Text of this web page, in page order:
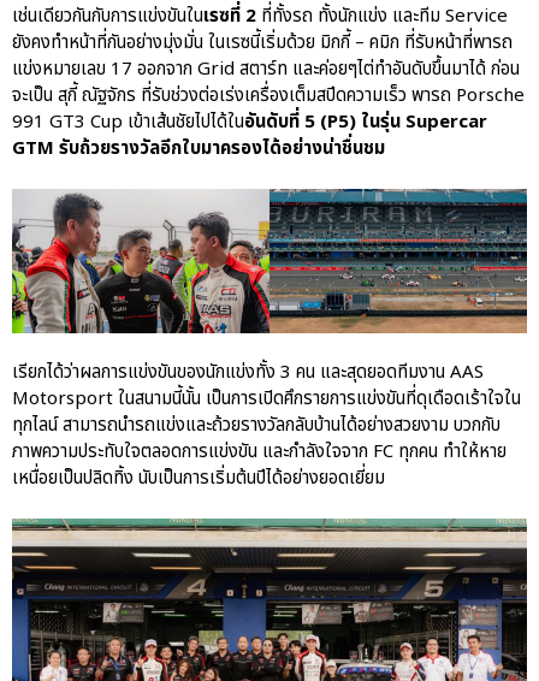
เช่นเดียวกันกับการแข่งขันในเรซที่ 2 ที่ทั้งรถ ทั้งนักแข่ง และทีม Service
ยังคงทำหน้าที่กันอย่างมุ่งมั่น ในเรซนี้เริ่มด้วย มิกกี้ – คมิก ที่รับหน้าที่พารถ
แข่งหมายเลข 17 ออกจาก Grid สตาร์ท และค่อยๆไต่ทำอันดับขึ้นมาได้ ก่อน
จะเป็น สุกี้ ณัฐจักร ที่รับช่วงต่อเร่งเครื่องเต็มสปีดความเร็ว พารถ Porsche
991 GT3 Cup เข้าเส้นชัยไปได้ในอันดับที่ 5 (P5) ในรุ่น Supercar
GTM รับถ้วยรางวัลอีกใบมาครองได้อย่างน่าชื่นชม
เรียกได้ว่าผลการแข่งขันของนักแข่งทั้ง 3 คน และสุดยอดทีมงาน AAS
Motorsport ในสนามนี้นั้น เป็นการเปิดศึกรายการแข่งขันที่ดุเดือดเร้าใจใน
ทุกไลน์ สามารถนำรถแข่งและถ้วยรางวัลกลับบ้านได้อย่างสวยงาม บวกกับ
ภาพความประทับใจตลอดการแข่งขัน และกำลังใจจาก FC ทุกคน ทำให้หาย
เหนื่อยเป็นปลิดทิ้ง นับเป็นการเริ่มต้นปีได้อย่างยอดเยี่ยม